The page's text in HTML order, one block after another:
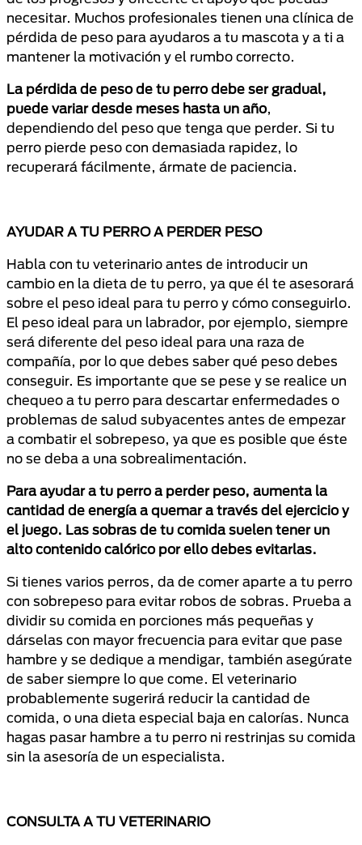
necesitar. Muchos profesionales tienen una clínica de
pérdida de peso para ayudaros a tu mascota y a ti a
mantener la motivación y el rumbo correcto.
La pérdida de peso de tu perro debe ser gradual,
puede variar desde meses hasta un año,
dependiendo del peso que tenga que perder. Si tu
perro pierde peso con demasiada rapidez, lo
recuperará fácilmente, ármate de paciencia.
AYUDAR A TU PERRO A PERDER PESO
Habla con tu veterinario antes de introducir un
cambio en la dieta de tu perro, ya que él te asesorará
sobre el peso ideal para tu perro y cómo conseguirlo.
El peso ideal para un labrador, por ejemplo, siempre
será diferente del peso ideal para una raza de
compañía, por lo que debes saber qué peso debes
conseguir. Es importante que se pese y se realice un
chequeo a tu perro para descartar enfermedades o
problemas de salud subyacentes antes de empezar
a combatir el sobrepeso, ya que es posible que éste
no se deba a una sobrealimentación.
Para ayudar a tu perro a perder peso, aumenta la
cantidad de energía a quemar a través del ejercicio y
el juego. Las sobras de tu comida suelen tener un
alto contenido calórico por ello debes evitarlas.
Si tienes varios perros, da de comer aparte a tu perro
con sobrepeso para evitar robos de sobras. Prueba a
dividir su comida en porciones más pequeñas y
dárselas con mayor frecuencia para evitar que pase
hambre y se dedique a mendigar, también asegúrate
de saber siempre lo que come. El veterinario
probablemente sugerirá reducir la cantidad de
comida, o una dieta especial baja en calorías. Nunca
hagas pasar hambre a tu perro ni restrinjas su comida
sin la asesoría de un especialista.
CONSULTA A TU VETERINARIO